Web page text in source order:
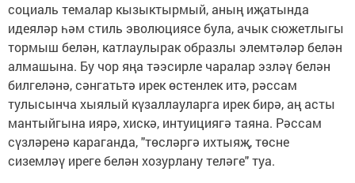
социаль темалар кызыктырмый, аның иҗатында
идеяләр һәм стиль эволюциясе була, ачык сюжетлыгы
тормыш белән, катлаулырак образлы элемтәләр белән
алмашына. Бу чор яңа тәэсирле чаралар эзләү белән
билгеләнә, сәнгатьтә ирек өстенлек итә, рәссам
тулысынча хыялый күзаллауларга ирек бирә, аң асты
мантыйгына иярә, хискә, интуициягә таяна. Рәссам
сүзләренә караганда, "төсләргә ихтыяҗ, төсне
сиземләү иреге белән хозурлану теләге" туа.